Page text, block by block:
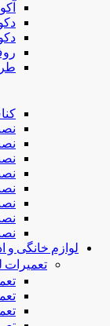
لوازم خانگی و
تعمیرات